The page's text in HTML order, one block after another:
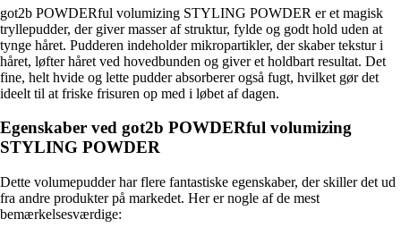
got2b POWDERful volumizing STYLING POWDER er et magisk
tryllepudder, der giver masser af struktur, fylde og godt hold uden at
tynge håret. Pudderen indeholder mikropartikler, der skaber tekstur i
håret, løfter håret ved hovedbunden og giver et holdbart resultat. Det
fine, helt hvide og lette pudder absorberer også fugt, hvilket gør det
ideelt til at friske frisuren op med i løbet af dagen.
Egenskaber ved got2b POWDERful volumizing
STYLING POWDER
Dette volumepudder har flere fantastiske egenskaber, der skiller det ud
fra andre produkter på markedet. Her er nogle af de mest
bemærkelsesværdige: